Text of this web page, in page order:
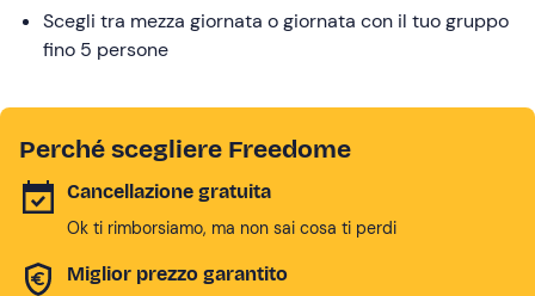
dates.
Scegli tra mezza giornata o giornata con il tuo gruppo
fino 5 persone
Perché scegliere Freedome
Cancellazione gratuita
Ok ti rimborsiamo, ma non sai cosa ti perdi
Miglior prezzo garantito